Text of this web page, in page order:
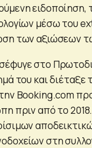
μέσω του
των αξιώσεων
στο
του και διέταξε
Booking.com
πριν από το
στη